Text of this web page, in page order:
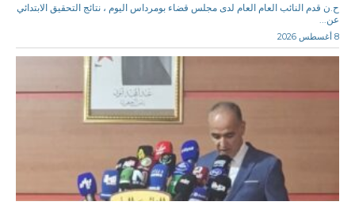
ح.ن قدم النائب العام العام لدى مجلس قضاء بومرداس اليوم ، نتائج التحقيق الابتدائي
عن...
8 أغسطس 2026